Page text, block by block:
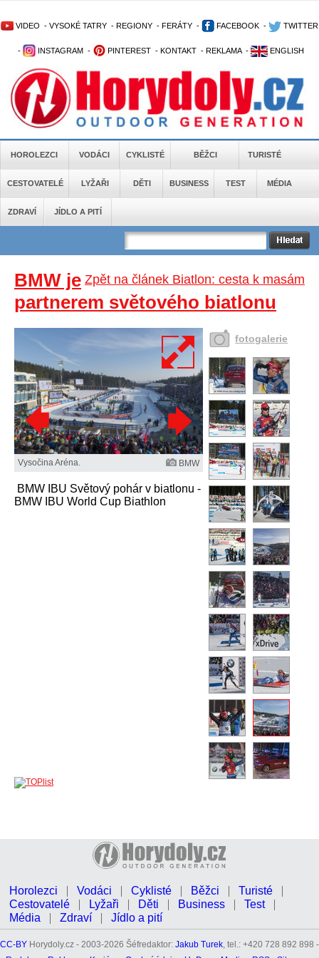
VIDEO - VYSOKÉ TATRY - REGIONY - FERÁTY - FACEBOOK - TWITTER
- INSTAGRAM - PINTEREST - KONTAKT - REKLAMA - ENGLISH
HOROLEZCI VODÁCI CYKLISTÉ BĚŽCI TURISTÉ
CESTOVATELÉ LYŽAŘI DĚTI BUSINESS TEST MÉDIA
ZDRAVÍ JÍDLO A PITÍ
Zpět na článek Biatlon: cesta k masám
BMW je
partnerem světového biatlonu
Vysočina Aréna. BMW
BMW IBU Světový pohár v biatlonu -
BMW IBU World Cup Biathlon
fotogalerie
Horolezci Vodáci Cyklisté Běžci
Turisté
Cestovatelé
Lyžaři Děti Business
Test
Média
Zdraví Jídlo a pití
CC-BY Horydoly.cz - 2003-2026 Šéfredaktor: Jakub Turek, tel.: +420 728 892 898 -